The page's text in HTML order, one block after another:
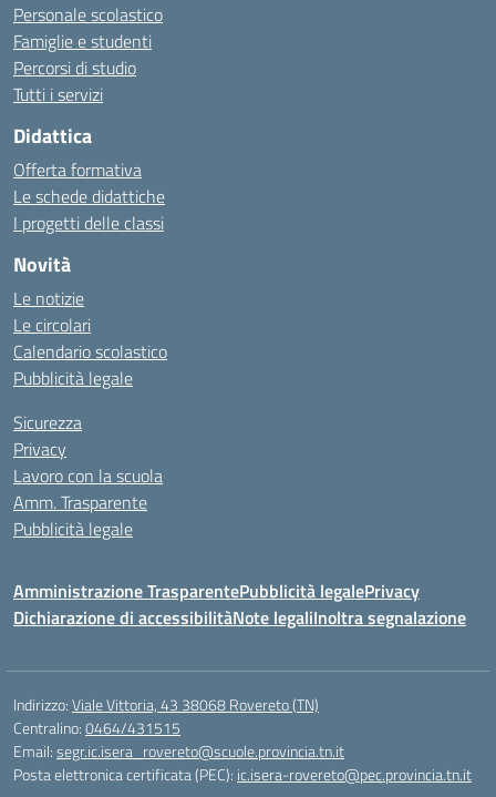
Personale scolastico
Famiglie e studenti
Percorsi di studio
Tutti i servizi
Didattica
Offerta formativa
Le schede didattiche
I progetti delle classi
Novità
Le notizie
Le circolari
Calendario scolastico
Pubblicità legale
Sicurezza
Privacy
Lavoro con la scuola
Amm. Trasparente
Pubblicità legale
Amministrazione TrasparentePubblicità legalePrivacy
Dichiarazione di accessibilitàNote legaliInoltra segnalazione
Indirizzo:Viale Vittoria, 43 38068 Rovereto (TN)
Centralino:0464/431515
Email:segr.ic.isera_rovereto@scuole.provincia.tn.it
Posta elettronica certificata (PEC): ic.isera-rovereto@pec.provincia.tn.it